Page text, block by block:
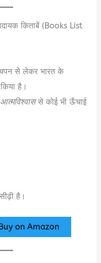
किताबें (Books List
से लेकर भारत के
है।
से कोई भी ऊँचाई
है।
on Amazon